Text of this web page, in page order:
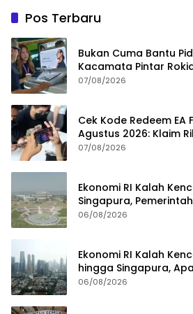
Pos Terbaru
Bukan Cuma Bantu
Kacamata Pintar
Jutaan
07/08/2026
Cek Kode Redeem EA
Agustus 2026: Klaim
07/08/2026
Ekonomi RI Kalah
Singapura,
Investasi
06/08/2026
Ekonomi RI Kalah
hingga Singapura,
06/08/2026